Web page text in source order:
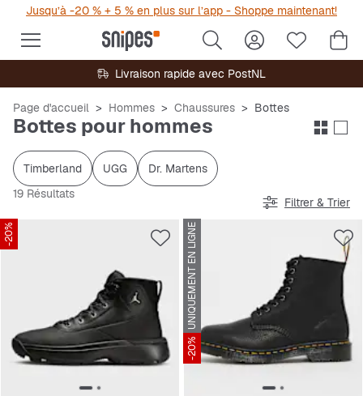
Jusqu’à -20 % + 5 % en plus sur l’app - Shoppe maintenant!
Livraison rapide avec PostNL
Page d'accueil Hommes Chaussures Bottes
Bottes pour hommes
Timberland UGG
Dr. Martens
19 Résultats
Filtrer & Trier
-20% UNIQUEMENT EN LIGNE
-20%